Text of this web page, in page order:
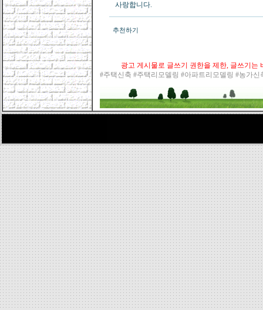
사랑합니다.
추천하기
광고 게시물로 글쓰기 권한을 제한, 글쓰기는
#주택신축 #주택리모델링 #아파트리모델링 #농가